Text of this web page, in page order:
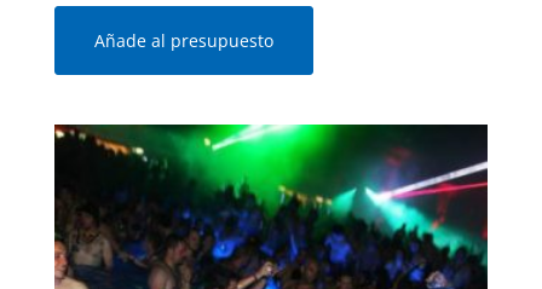
Añade al presupuesto